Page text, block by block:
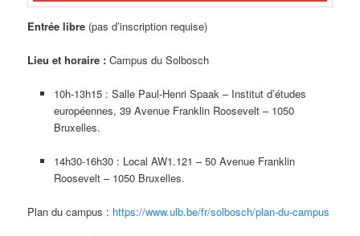
Entrée libre (pas d’inscription requise)
Lieu et horaire : Campus du Solbosch
10h-13h15 : Salle Paul-Henri Spaak – Institut d’études
européennes, 39 Avenue Franklin Roosevelt – 1050
Bruxelles.
14h30-16h30 : Local AW1.121 – 50 Avenue Franklin
Roosevelt – 1050 Bruxelles.
Plan du campus : https://www.ulb.be/fr/solbosch/plan-du-campus